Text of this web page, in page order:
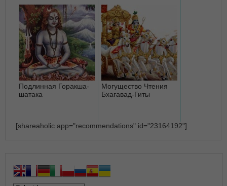
Подлинная Горакша-
шатака
Могущество Чтения
Бхагавад-Гиты
[shareaholic app="recommendations" id="23164192"]